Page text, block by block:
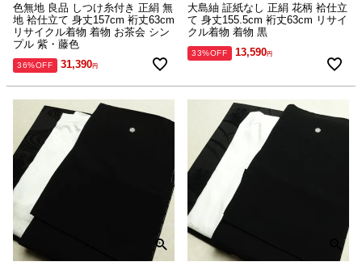
色無地 良品 しつけ糸付き 正絹 無
地 袷仕立て 身丈157cm 裄丈63cm
リサイクル着物 着物 お茶会 シン
プル 紫・藤色
36%OFF 31,390
大島紬 証紙なし 正絹 花柄 袷仕立
て 身丈155.5cm 裄丈63cm リサイ
クル着物 着物 黒
33%OFF 13,590